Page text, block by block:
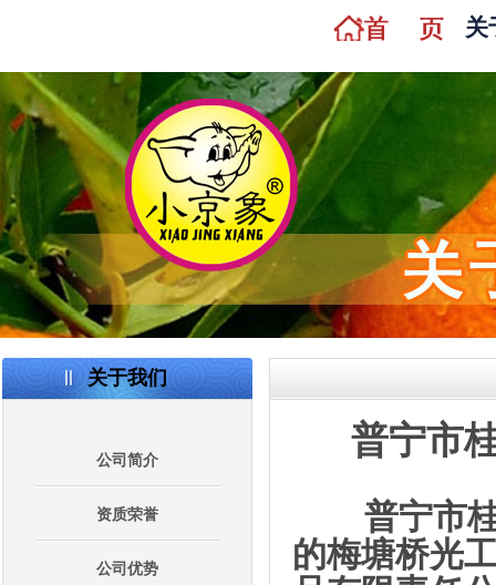
关
关于我们
公司简介
资质荣誉
公司优势
普宁市
普宁市
的梅塘桥光